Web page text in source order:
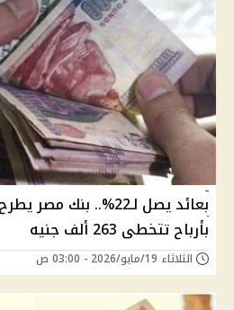
بعائد يصل لـ22%..
بأرباح تتخطى 263 ألف جنيه
الثلاثاء 19/مايو/2026 - 03:00 ص